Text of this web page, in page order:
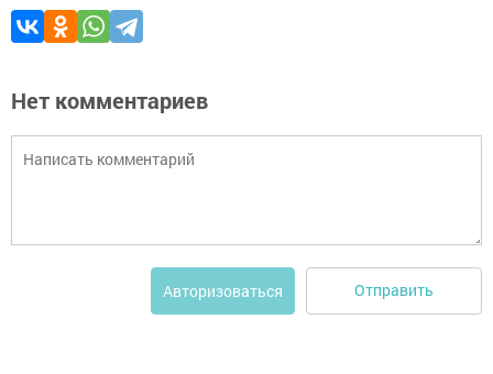
Нет комментариев
Авторизоваться Отправить